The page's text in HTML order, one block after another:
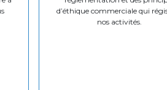
d’éthique commerciale qui
nos activités.